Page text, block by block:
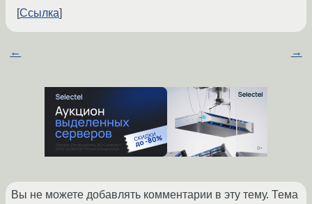
Ссылка
← →
Вы не можете добавлять комментарии в эту тему. Тема